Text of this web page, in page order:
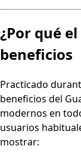
¿Por qué
beneficios
Practicado
beneficios del
modernos en
usuarios
mostrar: